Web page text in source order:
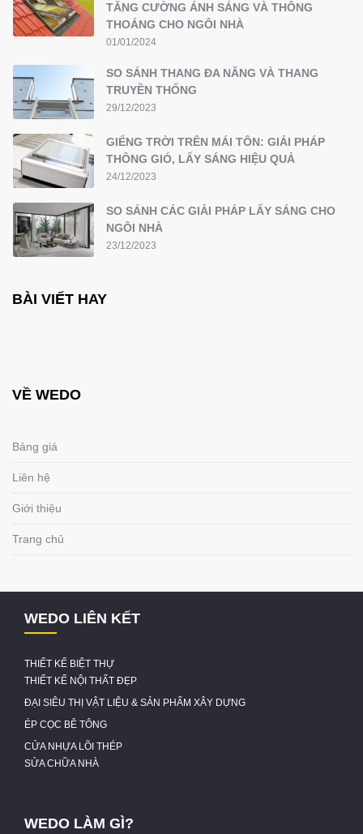
TĂNG CƯỜNG ÁNH SÁNG VÀ THÔNG
THOÁNG CHO NGÔI NHÀ
01/01/2024
SO SÁNH THANG ĐA NĂNG VÀ THANG
TRUYỀN THỐNG
29/12/2023
GIẾNG TRỜI TRÊN MÁI TÔN: GIẢI PHÁP
THÔNG GIÓ, LẤY SÁNG HIỆU QUẢ
24/12/2023
SO SÁNH CÁC GIẢI PHÁP LẤY SÁNG CHO
NGÔI NHÀ
23/12/2023
BÀI VIẾT HAY
VỀ WEDO
Bảng giá
Liên hệ
Giới thiệu
Trang chủ
WEDO LIÊN KẾT
THIẾT KẾ BIỆT THỰ
THIẾT KẾ NỘI THẤT ĐẸP
ĐẠI SIÊU THỊ VẬT LIỆU & SẢN PHẨM XÂY DỰNG
ÉP CỌC BÊ TÔNG
CỬA NHỰA LÕI THÉP
SỬA CHỮA NHÀ
WEDO LÀM GÌ?